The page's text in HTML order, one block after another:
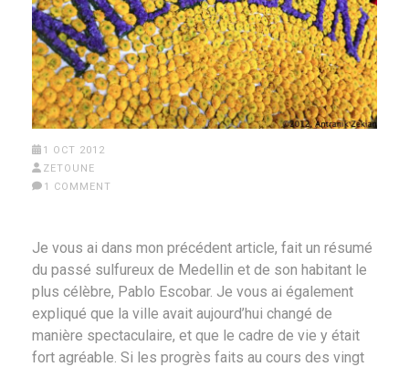
1 OCT 2012
ZETOUNE
1 COMMENT
Je vous ai dans mon précédent article, fait un résumé
du passé sulfureux de Medellin et de son habitant le
plus célèbre, Pablo Escobar. Je vous ai également
expliqué que la ville avait aujourd’hui changé de
manière spectaculaire, et que le cadre de vie y était
fort agréable. Si les progrès faits au cours des vingt